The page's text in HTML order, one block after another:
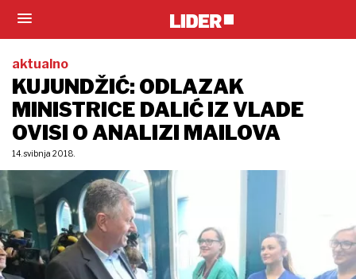
aktualno
KUJUNDŽIĆ: ODLAZAK
MINISTRICE DALIĆ IZ VLADE
OVISI O ANALIZI MAILOVA
14. svibnja 2018.